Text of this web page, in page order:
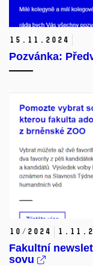
15. 11. 2024
Pozvánka:
10/2024 1. 11.
Fakultní
sovu